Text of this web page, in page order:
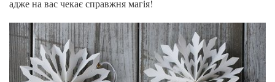
адже на вас чекає справжня магія!